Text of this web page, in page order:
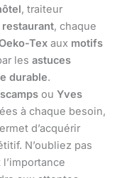
, traiteur
restaurant, chaque
Tex aux motifs
les astuces
durable.
ou Yves
à chaque besoin,
d’acquérir
N’oubliez pas